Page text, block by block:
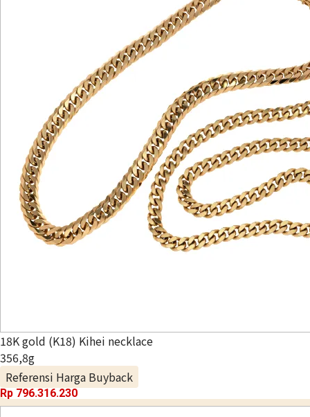
18K gold (K18) Kihei necklace
356,8g
Referensi Harga Buyback
Rp 796.316.230